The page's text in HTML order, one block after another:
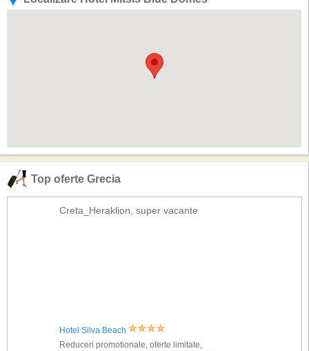
Top oferte Grecia
Creta_Heraklion, super vacante
Hotel Silva Beach
Reduceri promotionale, oferte limitate,